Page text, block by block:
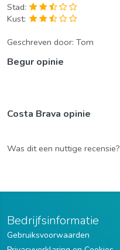
Stad:
Kust:
Geschreven door: Tom
Begur opinie
Costa Brava opinie
Was dit een nuttige recensie?
Bedrijfsinformatie
Gebruiksvoorwaarden